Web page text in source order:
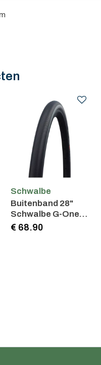
Schwalbe
Buitenband 28"
Schwalbe G-One
Speed Pro
€ 68.90